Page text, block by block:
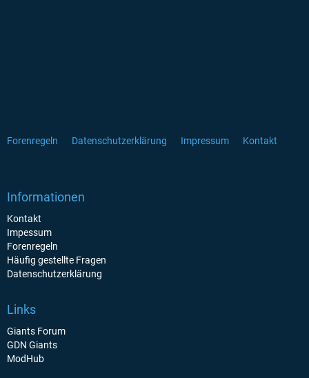
Forenregeln Datenschutzerklärung Impressum Kontakt
Informationen
Kontakt
Impessum
Forenregeln
Häufig gestellte Fragen
Datenschutzerklärung
Links
Giants Forum
GDN Giants
ModHub